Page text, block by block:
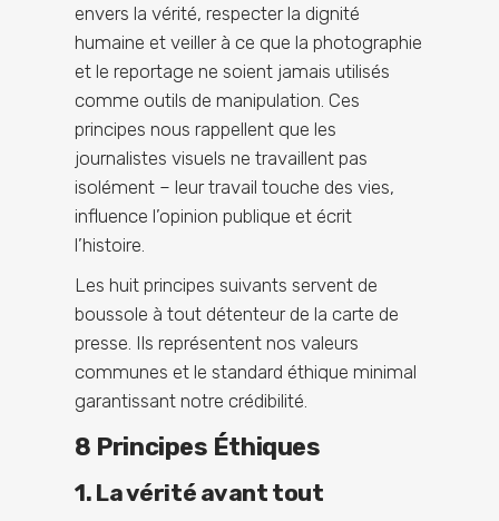
envers la vérité, respecter la dignité
humaine et veiller à ce que la photographie
et le reportage ne soient jamais utilisés
comme outils de manipulation. Ces
principes nous rappellent que les
journalistes visuels ne travaillent pas
isolément – leur travail touche des vies,
influence l’opinion publique et écrit
l’histoire.
Les huit principes suivants servent de
boussole à tout détenteur de la carte de
presse. Ils représentent nos valeurs
communes et le standard éthique minimal
garantissant notre crédibilité.
8 Principes Éthiques
1. La vérité avant tout